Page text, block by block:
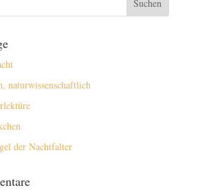
naturwissenschaftlich
der Nachtfalter